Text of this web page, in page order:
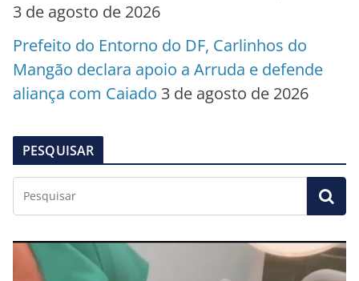
3 de agosto de 2026
Prefeito do Entorno do DF, Carlinhos do
Mangão declara apoio a Arruda e defende
aliança com Caiado 3 de agosto de 2026
PESQUISAR